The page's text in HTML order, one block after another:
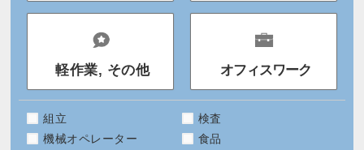
軽作業, その他 オフィスワーク
組立
検査
機械オペレーター
食品